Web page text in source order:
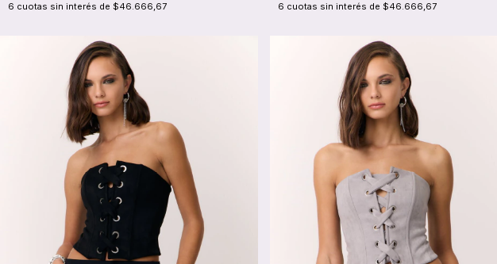
6 cuotas sin interés de $46.666,67
6 cuotas sin interés de $46.666,67